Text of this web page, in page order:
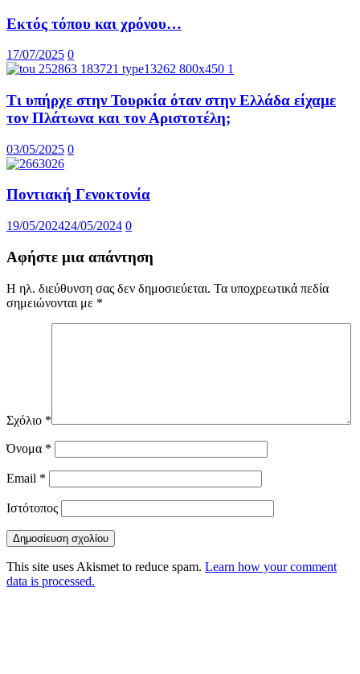
Εκτός τόπου και χρόνου…
17/07/2025 0
Τι υπήρχε στην Τουρκία όταν στην Ελλάδα είχαμε
τον Πλάτωνα και τον Αριστοτέλη;
03/05/2025 0
Ποντιακή Γενοκτονία
19/05/202424/05/2024 0
Αφήστε μια απάντηση
Η ηλ. διεύθυνση σας δεν δημοσιεύεται. Τα υποχρεωτικά πεδία
σημειώνονται με *
Σχόλιο *
Όνομα *
Email *
Ιστότοπος
This site uses Akismet to reduce spam. Learn how your comment
data is processed.